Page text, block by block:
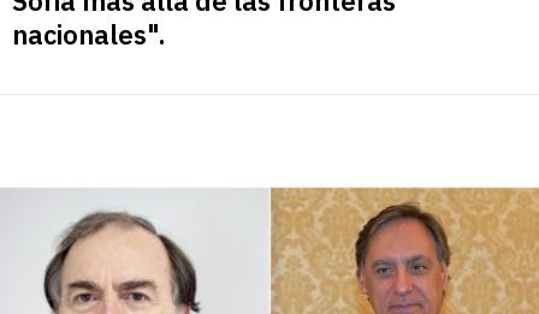
nacionales".